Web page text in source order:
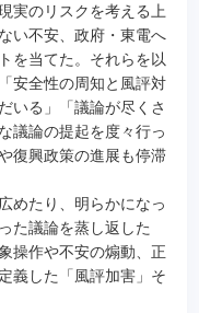
実のリスクを考える上
い不安、政府・東電へ
を当てた。それらを以
安全性の周知と風評対
いる」「議論が尽くさ
議論の提起を度々行っ
復興政策の進展も停滞
めたり、明らかになっ
た議論を蒸し返した
操作や不安の煽動、正
義した「風評加害」そ